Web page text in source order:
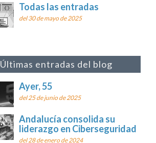
Todas las entradas
del 30 de mayo de 2025
Últimas entradas del blog
Ayer, 55
del 25 de junio de 2025
Andalucía consolida su
liderazgo en Ciberseguridad
del 28 de enero de 2024